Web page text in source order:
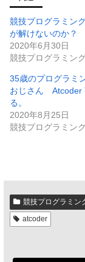
競技プログラミン
が解けないのか？
2020年6月30日
競技プログラミン
35歳のプログラミ
おじさん Atcoder
る。
2020年8月25日
競技プログラミン
競技プログラミン
atcoder